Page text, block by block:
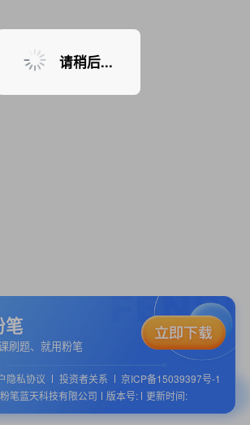
暂无课程，敬请期待
笔
刷题、就用粉笔
隐私协议 投资者关系
京ICP备15039397号-1
笔蓝天科技有限公司
版本号: 更新时间:
请稍后...